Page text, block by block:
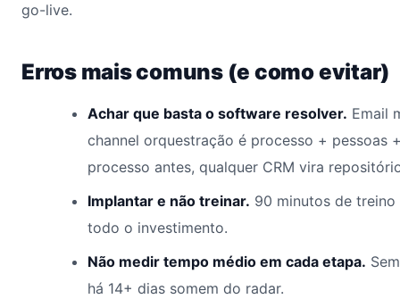
go-live.
Erros mais comuns (e como evitar)
Achar que basta o software resolver. Email
channel orquestração é processo + pessoas
processo antes, qualquer CRM vira
Implantar e não treinar. 90 minutos de
todo o investimento.
Não medir tempo médio em cada etapa.
há 14+ dias somem do radar.